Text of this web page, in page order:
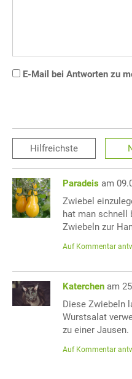
E-Mail bei Antworten zu
Hilfreichste
Paradeis am
Zwiebel
hat man schnell
Zwiebeln zur
Auf Kommentar
Katerchen am
Diese Zwiebeln
Wurstsalat
zu einer Jausen.
Auf Kommentar